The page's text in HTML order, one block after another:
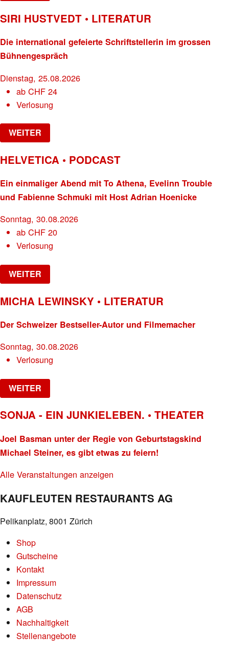
SIRI HUSTVEDT • LITERATUR
Die international gefeierte Schriftstellerin im grossen
Bühnengespräch
Dienstag, 25.08.2026
abCHF 24
Verlosung
WEITER
HELVETICA • PODCAST
Ein einmaliger Abend mit To Athena, Evelinn Trouble
und Fabienne Schmuki mit Host Adrian Hoenicke
Sonntag, 30.08.2026
abCHF 20
Verlosung
WEITER
MICHA LEWINSKY • LITERATUR
Der Schweizer Bestseller-Autor und Filmemacher
Sonntag, 30.08.2026
Verlosung
WEITER
SONJA - EIN JUNKIELEBEN. • THEATER
Joel Basman unter der Regie von Geburtstagskind
Michael Steiner, es gibt etwas zu feiern!
Alle Veranstaltungen anzeigen
KAUFLEUTEN RESTAURANTS AG
Pelikanplatz, 8001 Zürich
Shop
Gutscheine
Kontakt
Impressum
Datenschutz
AGB
Nachhaltigkeit
Stellenangebote